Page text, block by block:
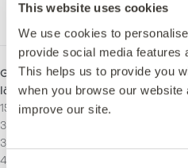
This website uses cookies
We use cookies to
provide social media features
This helps us to provide you
when you browse our website
improve our site.
Größen - Maserungsverlauf
längs
152.4 x 457.2 mm
304.8 x 304.8 mm
304.8 x 457.2 mm
457.2 x 457.2 mm